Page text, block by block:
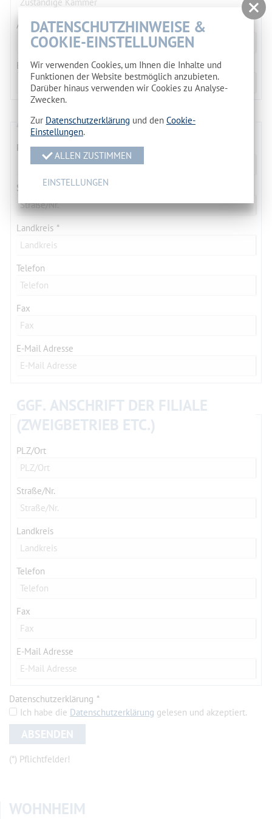
Ausbilder/ Ansprechpartner
Bezeichnung des Ausbildungsbetriebes
ANSCHRIFT HAUPTBETRIEB
PLZ/Ort
Straße/Nr.
Landkreis
Telefon
Fax
E-Mail Adresse
GGF. ANSCHRIFT DER FILIALE
(ZWEIGBETRIEB ETC.)
PLZ/Ort
Straße/Nr.
Landkreis
Telefon
Fax
E-Mail Adresse
Datenschutzerklärung
Ich habe die Datenschutzerklärung gelesen und akzeptiert.
ABSENDEN
(*) Pflichtfelder!
WOHNHEIM
DATENSCHUTZHINWEISE &
COOKIE-EINSTELLUNGEN
Wir verwenden Cookies, um Ihnen die Inhalte und
Funktionen der Website bestmöglich anzubieten.
Darüber hinaus verwenden wir Cookies zu Analyse-
Zwecken.
Zur Datenschutzerklärung und den Cookie-
Einstellungen.
ALLEN ZUSTIMMEN
EINSTELLUNGEN